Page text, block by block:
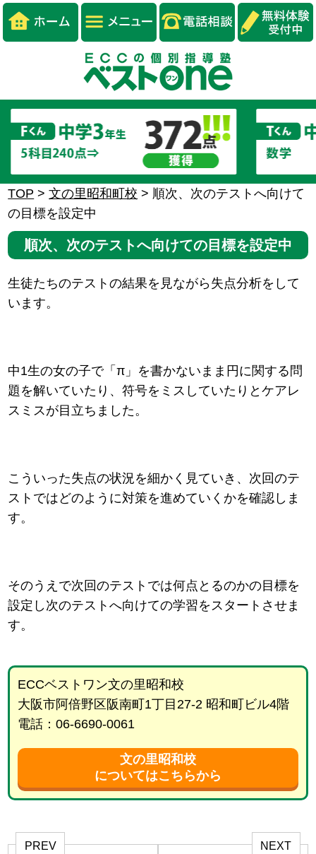
TOP >文の里昭和町校 > 順次、次のテストへ向けて
の目標を設定中
順次、次のテストへ向けての目標を設定中
生徒たちのテストの結果を見ながら失点分析をして
います。
中1生の女の子で「π」を書かないまま円に関する問
題を解いていたり、符号をミスしていたりとケアレ
スミスが目立ちました。
こういった失点の状況を細かく見ていき、次回のテ
ストではどのように対策を進めていくかを確認しま
す。
そのうえで次回のテストでは何点とるのかの目標を
設定し次のテストへ向けての学習をスタートさせま
す。
ECCベストワン文の里昭和校
大阪市阿倍野区阪南町1丁目27-2 昭和町ビル4階
電話：06-6690-0061
文の里昭和校
についてはこちらから
PREV NEXT